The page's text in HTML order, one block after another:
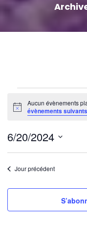
for
20,
2024
Notice
Aucun évènements
évènements suivants
6/20/2024
Sélectionnez
uneJour précédent